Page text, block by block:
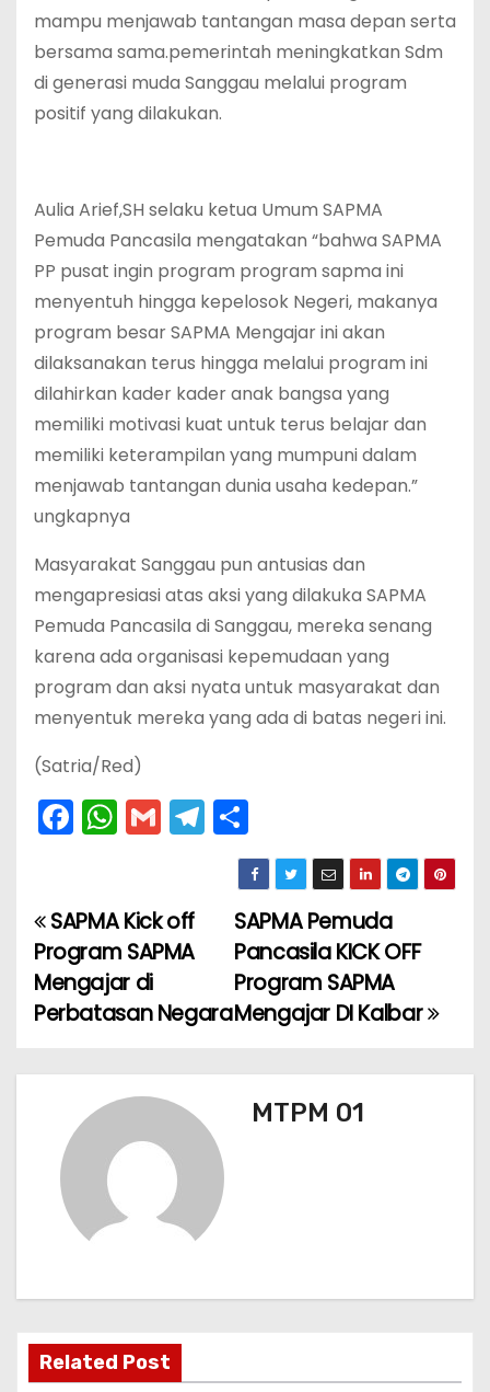
mampu menjawab tantangan masa depan serta
bersama sama.pemerintah meningkatkan Sdm
di generasi muda Sanggau melalui program
positif yang dilakukan.
Aulia Arief,SH selaku ketua Umum SAPMA
Pemuda Pancasila mengatakan “bahwa SAPMA
PP pusat ingin program program sapma ini
menyentuh hingga kepelosok Negeri, makanya
program besar SAPMA Mengajar ini akan
dilaksanakan terus hingga melalui program ini
dilahirkan kader kader anak bangsa yang
memiliki motivasi kuat untuk terus belajar dan
memiliki keterampilan yang mumpuni dalam
menjawab tantangan dunia usaha kedepan.”
ungkapnya
Masyarakat Sanggau pun antusias dan
mengapresiasi atas aksi yang dilakuka SAPMA
Pemuda Pancasila di Sanggau, mereka senang
karena ada organisasi kepemudaan yang
program dan aksi nyata untuk masyarakat dan
menyentuk mereka yang ada di batas negeri ini.
(Satria/Red)
F
a
e
b
o
o
k
W
h
ts
A
p
p
G
m
l
T
el
gr
m
h
ar
e
N
a
v
i
p
o
SAPMA Pemuda
Pancasila KICK OFF
Program SAPMA
Mengajar DI Kalbar
SAPMA Kick off
Program SAPMA
Mengajar di
Perbatasan Negara
MTPM 01
Related Post